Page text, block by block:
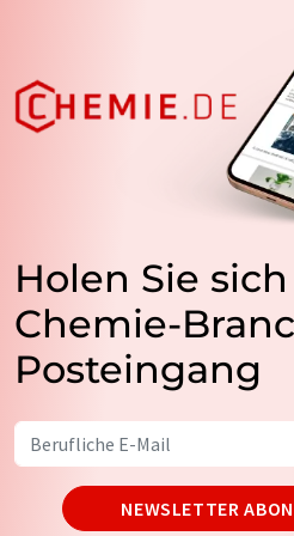
Holen Sie
Chemie-
Posteingang
NEWSLETTER